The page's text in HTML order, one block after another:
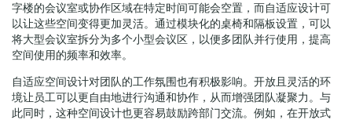
字楼的会议室或协作区域在特定时间可能会空置，而自适应设计可
以让这些空间变得更加灵活。通过模块化的桌椅和隔板设置，可以
将大型会议室拆分为多个小型会议区，以便多团队并行使用，提高
空间使用的频率和效率。
自适应空间设计对团队的工作氛围也有积极影响。开放且灵活的环
境让员工可以更自由地进行沟通和协作，从而增强团队凝聚力。与
此同时，这种空间设计也更容易鼓励跨部门交流。例如，在开放式